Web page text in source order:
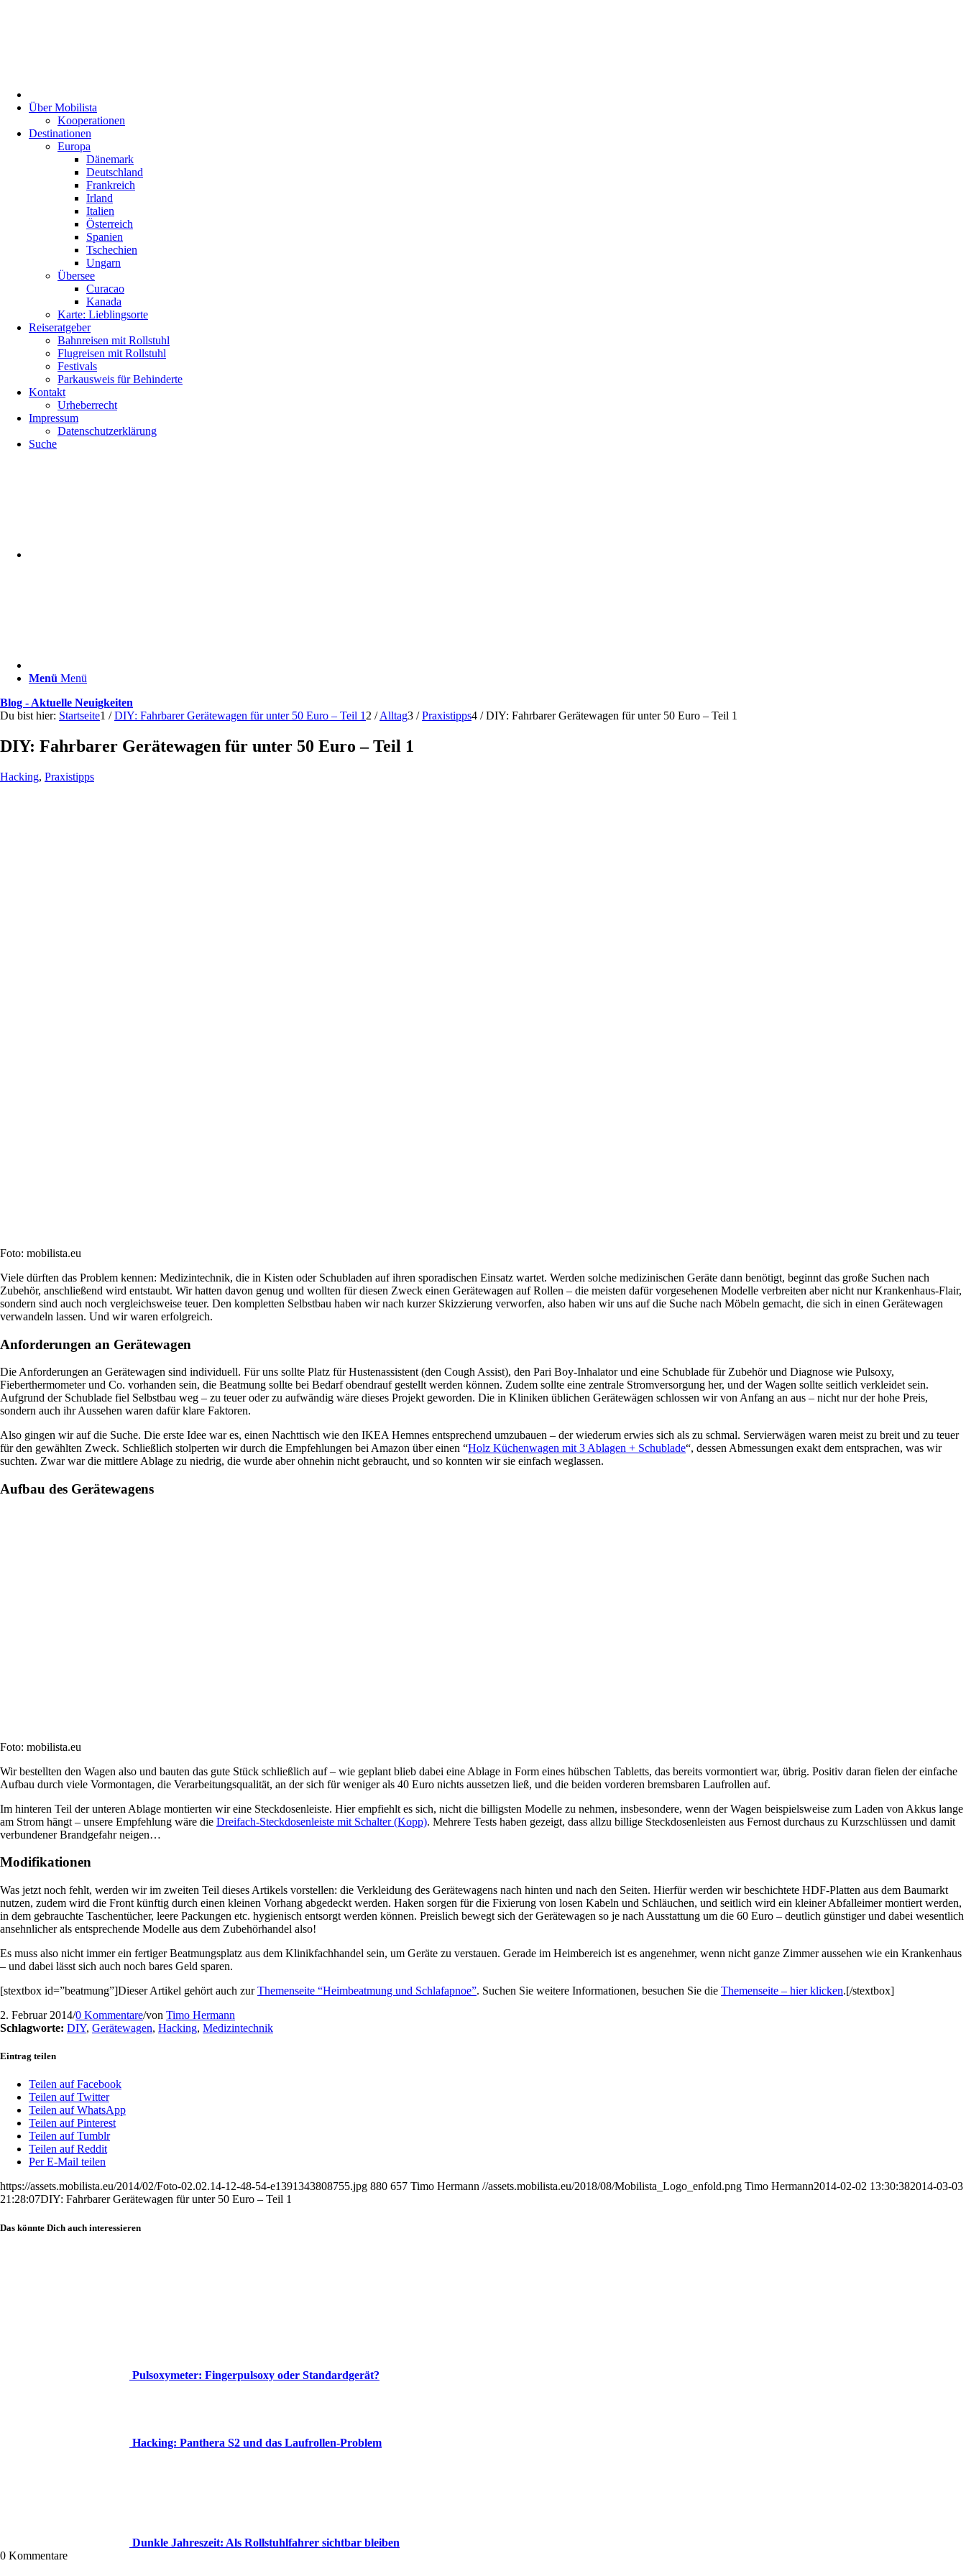
Über Mobilista
Kooperationen
Destinationen
Europa
Dänemark
Deutschland
Frankreich
Irland
Italien
Österreich
Spanien
Tschechien
Ungarn
Übersee
Curacao
Kanada
Karte: Lieblingsorte
Reiseratgeber
Bahnreisen mit Rollstuhl
Flugreisen mit Rollstuhl
Festivals
Parkausweis für Behinderte
Kontakt
Urheberrecht
Impressum
Datenschutzerklärung
Suche
Menü Menü
Blog - Aktuelle Neuigkeiten
Du bist hier: Startseite1 / DIY: Fahrbarer Gerätewagen für unter 50 Euro – Teil 1 2 / Alltag3 / Praxistipps4 / DIY: Fahrbarer Gerätewagen für unter 50 Euro – Teil 1
DIY: Fahrbarer Gerätewagen für unter 50 Euro – Teil 1
Hacking, Praxistipps
Foto: mobilista.eu
Viele dürften das Problem kennen: Medizintechnik, die in Kisten oder Schubladen auf ihren sporadischen Einsatz wartet. Werden solche medizinischen Geräte dann benötigt, beginnt das große Suchen nach
Zubehör, anschließend wird entstaubt. Wir hatten davon genug und wollten für diesen Zweck einen Gerätewagen auf Rollen – die meisten dafür vorgesehenen Modelle verbreiten aber nicht nur Krankenhaus-Flair,
sondern sind auch noch vergleichsweise teuer. Den kompletten Selbstbau haben wir nach kurzer Skizzierung verworfen, also haben wir uns auf die Suche nach Möbeln gemacht, die sich in einen Gerätewagen
verwandeln lassen. Und wir waren erfolgreich.
Anforderungen an Gerätewagen
Die Anforderungen an Gerätewagen sind individuell. Für uns sollte Platz für Hustenassistent (den Cough Assist), den Pari Boy-Inhalator und eine Schublade für Zubehör und Diagnose wie Pulsoxy,
Fieberthermometer und Co. vorhanden sein, die Beatmung sollte bei Bedarf obendrauf gestellt werden können. Zudem sollte eine zentrale Stromversorgung her, und der Wagen sollte seitlich verkleidet sein.
Aufgrund der Schublade fiel Selbstbau weg – zu teuer oder zu aufwändig wäre dieses Projekt geworden. Die in Kliniken üblichen Gerätewägen schlossen wir von Anfang an aus – nicht nur der hohe Preis,
sondern auch ihr Aussehen waren dafür klare Faktoren.
Also gingen wir auf die Suche. Die erste Idee war es, einen Nachttisch wie den IKEA Hemnes entsprechend umzubauen – der wiederum erwies sich als zu schmal. Servierwägen waren meist zu breit und zu teuer
für den gewählten Zweck. Schließlich stolperten wir durch die Empfehlungen bei Amazon über einen “Holz Küchenwagen mit 3 Ablagen + Schublade“, dessen Abmessungen exakt dem entsprachen, was wir
suchten. Zwar war die mittlere Ablage zu niedrig, die wurde aber ohnehin nicht gebraucht, und so konnten wir sie einfach weglassen.
Aufbau des Gerätewagens
Foto: mobilista.eu
Wir bestellten den Wagen also und bauten das gute Stück schließlich auf – wie geplant blieb dabei eine Ablage in Form eines hübschen Tabletts, das bereits vormontiert war, übrig. Positiv daran fielen der einfache
Aufbau durch viele Vormontagen, die Verarbeitungsqualität, an der sich für weniger als 40 Euro nichts aussetzen ließ, und die beiden vorderen bremsbaren Laufrollen auf.
Im hinteren Teil der unteren Ablage montierten wir eine Steckdosenleiste. Hier empfiehlt es sich, nicht die billigsten Modelle zu nehmen, insbesondere, wenn der Wagen beispielsweise zum Laden von Akkus lange
am Strom hängt – unsere Empfehlung wäre die Dreifach-Steckdosenleiste mit Schalter (Kopp). Mehrere Tests haben gezeigt, dass allzu billige Steckdosenleisten aus Fernost durchaus zu Kurzschlüssen und damit
verbundener Brandgefahr neigen…
Modifikationen
Was jetzt noch fehlt, werden wir im zweiten Teil dieses Artikels vorstellen: die Verkleidung des Gerätewagens nach hinten und nach den Seiten. Hierfür werden wir beschichtete HDF-Platten aus dem Baumarkt
nutzen, zudem wird die Front künftig durch einen kleinen Vorhang abgedeckt werden. Haken sorgen für die Fixierung von losen Kabeln und Schläuchen, und seitlich wird ein kleiner Abfalleimer montiert werden,
in dem gebrauchte Taschentücher, leere Packungen etc. hygienisch entsorgt werden können. Preislich bewegt sich der Gerätewagen so je nach Ausstattung um die 60 Euro – deutlich günstiger und dabei wesentlich
ansehnlicher als entsprechende Modelle aus dem Zubehörhandel also!
Es muss also nicht immer ein fertiger Beatmungsplatz aus dem Klinikfachhandel sein, um Geräte zu verstauen. Gerade im Heimbereich ist es angenehmer, wenn nicht ganze Zimmer aussehen wie ein Krankenhaus
– und dabei lässt sich auch noch bares Geld sparen.
[stextbox id=”beatmung”]Dieser Artikel gehört auch zurThemenseite “Heimbeatmung und Schlafapnoe”. Suchen Sie weitere Informationen, besuchen Sie die Themenseite – hier klicken.[/stextbox]
2. Februar 2014/0 Kommentare/von Timo Hermann
Schlagworte: DIY, Gerätewagen, Hacking, Medizintechnik
Eintrag teilen
Teilen auf Facebook
Teilen auf Twitter
Teilen auf WhatsApp
Teilen auf Pinterest
Teilen auf Tumblr
Teilen auf Reddit
Per E-Mail teilen
https://assets.mobilista.eu/2014/02/Foto-02.02.14-12-48-54-e1391343808755.jpg 880 657 Timo Hermann //assets.mobilista.eu/2018/08/Mobilista_Logo_enfold.png Timo Hermann2014-02-02 13:30:382014-03-03
21:28:07DIY: Fahrbarer Gerätewagen für unter 50 Euro – Teil 1
Das könnte Dich auch interessieren
Pulsoxymeter: Fingerpulsoxy oder Standardgerät?
Hacking: Panthera S2 und das Laufrollen-Problem
Dunkle Jahreszeit: Als Rollstuhlfahrer sichtbar bleiben
0 Kommentare